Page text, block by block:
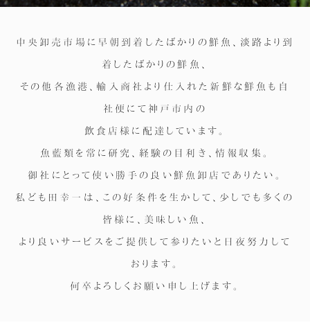
中央卸売市場に早朝到着したばかりの鮮魚、淡路より到
着したばかりの鮮魚、
その他各漁港、輸入商社より仕入れた新鮮な鮮魚も自
社便にて神戸市内の
飲食店様に配達しています。
魚藍類を常に研究、経験の目利き、情報収集。
御社にとって使い勝手の良い鮮魚卸店でありたい。
私ども田幸一は、この好条件を生かして、少しでも多くの
皆様に、美味しい魚、
より良いサービスをご提供して参りたいと日夜努力して
おります。
何卒よろしくお願い申し上げます。